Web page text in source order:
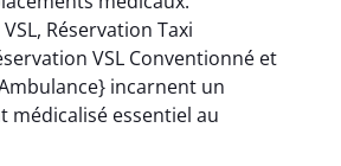
Réservation Taxi
VSL Conventionné et
incarnent un
médicalisé essentiel au